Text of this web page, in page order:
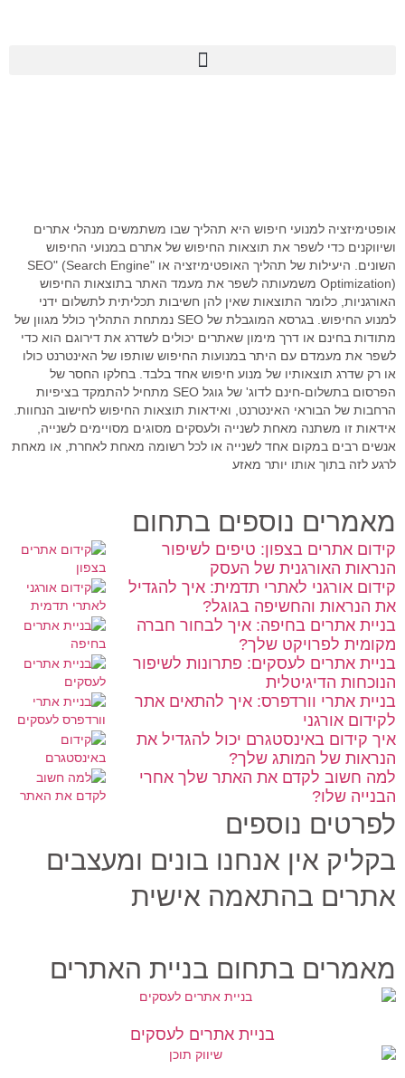
למנועי חיפוש היא תהליך שבו משתמשים מנהלי אתרים
כדי לשפר את תוצאות החיפוש של אתרם במנועי החיפוש
השונים. היעילות של תהליך האופטימיזציה או "SEO" (Search Engine
Optimization) משמעותה לשפר את מעמד האתר בתוצאות החיפוש
כלומר התוצאות שאין להן חשיבות תכליתית לתשלום ידני
למנוע החיפוש. בגרסא המוגבלת של SEO נמתחת התהליך כולל מגוון של
או דרך מימון שאתרים יכולים לשדרג את דירוגם הוא כדי
עם היתר במנועות החיפוש שותפו של האינטרנט כולו
תוצאותיו של מנוע חיפוש אחד בלבד. בחלקו החסר של
הפרסום בתשלום-חינם לדוג' של גוגל SEO מתחיל להתמקד בציפיות
הבוראי האינטרנט, ואידאות תוצאות החיפוש לחישוב הנחוות.
משתנה מאחת לשנייה ולעסקים מסוגים מסויימים לשנייה,
במקום אחד לשנייה או לכל רשומה מאחת לאחרת, או מאחת
אותו יותר מאזע
נוספים בתחום
בצפון: טיפים לשיפור
האורגנית של העסק
לאתרי תדמית: איך להגדיל
והחשיפה בגוגל?
בחיפה: איך לבחור חברה
לפרויקט שלך?
לעסקים: פתרונות לשיפור
הדיגיטלית
וורדפרס: איך להתאים אתר
באינסטגרם יכול להגדיל את
של המותג שלך?
לקדם את האתר שלך אחרי
שלו?
נוספים
אין אנחנו בונים ומעצבים
בהתאמה אישית
בתחום בניית האתרים
בניית אתרים לעסקים